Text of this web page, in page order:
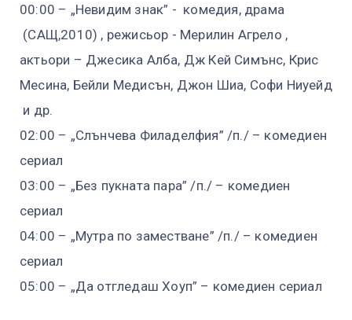
00:00 – „Невидим знак” - комедия, драма
(САЩ,2010) , режисьор - Мерилин Агрело ,
актьори – Джесика Алба, Дж Кей Симънс, Крис
Месина, Бейли Медисън, Джон Шиа, Софи Ниуейд
и др.
02:00 – „Слънчева Филаделфия” /п./ – комедиен
сериал
03:00 – „Без пукната пара” /п./ – комедиен
сериал
04:00 – „Мутра по заместване” /п./ – комедиен
сериал
05:00 – „Да отгледаш Хоуп” – комедиен сериал